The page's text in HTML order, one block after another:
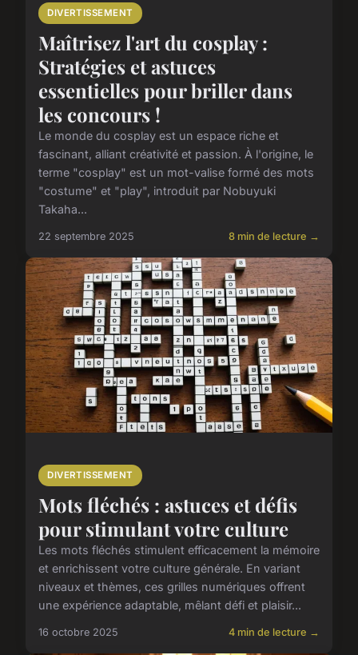
DIVERTISSEMENT
Maîtrisez l'art du cosplay :
Stratégies et astuces
essentielles pour briller dans
les concours !
Le monde du cosplay est un espace riche et
fascinant, alliant créativité et passion. À l'origine, le
terme "cosplay" est un mot-valise formé des mots
"costume" et "play", introduit par Nobuyuki
Takaha...
22 septembre 2025 8 min de lecture →
DIVERTISSEMENT
Mots fléchés : astuces et défis
pour stimulant votre culture
Les mots fléchés stimulent efficacement la mémoire
et enrichissent votre culture générale. En variant
niveaux et thèmes, ces grilles numériques offrent
une expérience adaptable, mêlant défi et plaisir...
16 octobre 2025 4 min de lecture →